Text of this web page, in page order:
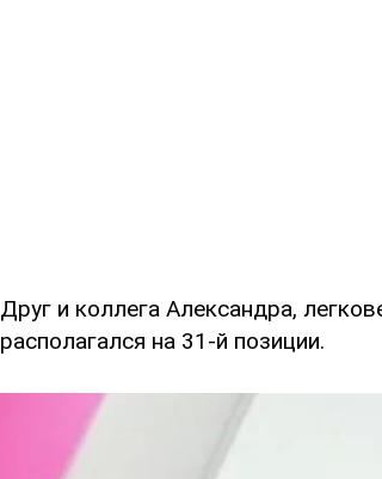
Друг и коллега Александра,
располагался на 31-й позиции.